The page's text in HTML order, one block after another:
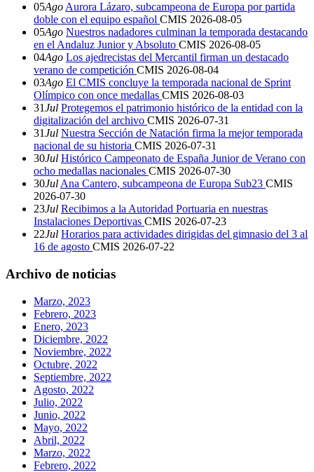
05Ago Aurora Lázaro, subcampeona de Europa por partida
doble con el equipo español CMIS 2026-08-05
05Ago Nuestros nadadores culminan la temporada destacando
en el Andaluz Junior y Absoluto CMIS 2026-08-05
04Ago Los ajedrecistas del Mercantil firman un destacado
verano de competición CMIS 2026-08-04
03Ago El CMIS concluye la temporada nacional de Sprint
Olímpico con once medallas CMIS 2026-08-03
31Jul Protegemos el patrimonio histórico de la entidad con la
digitalización del archivo CMIS 2026-07-31
31Jul Nuestra Sección de Natación firma la mejor temporada
nacional de su historia CMIS 2026-07-31
30Jul Histórico Campeonato de España Junior de Verano con
ocho medallas nacionales CMIS 2026-07-30
30Jul Ana Cantero, subcampeona de Europa Sub23 CMIS
2026-07-30
23Jul Recibimos a la Autoridad Portuaria en nuestras
Instalaciones Deportivas CMIS 2026-07-23
22Jul Horarios para actividades dirigidas del gimnasio del 3 al
16 de agosto CMIS 2026-07-22
Archivo de noticias
Marzo, 2023
Febrero, 2023
Enero, 2023
Diciembre, 2022
Noviembre, 2022
Octubre, 2022
Septiembre, 2022
Agosto, 2022
Julio, 2022
Junio, 2022
Mayo, 2022
Abril, 2022
Marzo, 2022
Febrero, 2022